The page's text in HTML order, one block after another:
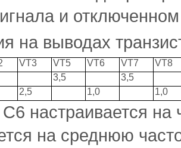
и
на выводах
VT3 VT5 VT6 VT7
VT8
3,5
3,5
2,5 1,0 1,0
настраивается на
на среднюю